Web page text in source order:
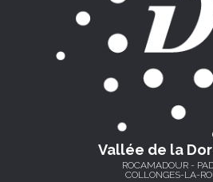
Vallée de la
ROCAMADOUR -
COLLONGES-LA-